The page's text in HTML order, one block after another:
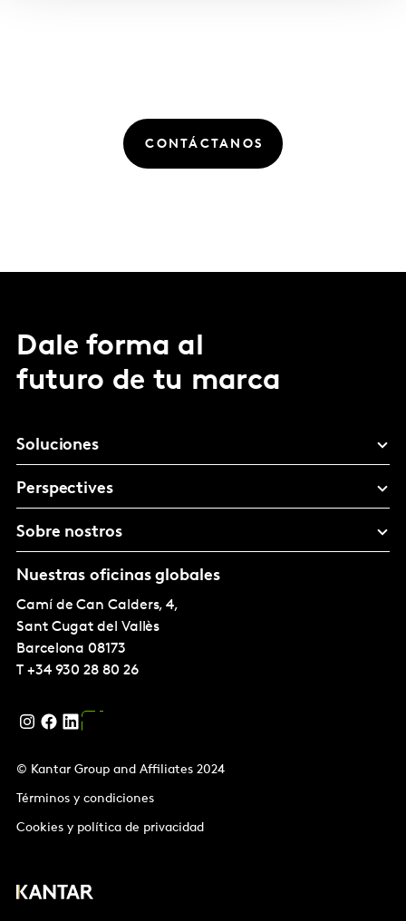
CONTÁCTANOS
Dale forma al
futuro de tu marca
Soluciones
Perspectives
Sobre nostros
Nuestras oficinas globales
Camí de Can Calders, 4,
Sant Cugat del Vallès
Barcelona 08173
T +34 930 28 80 26
© Kantar Group and Affiliates 2024
Términos y condiciones
Cookies y política de privacidad